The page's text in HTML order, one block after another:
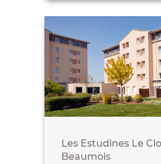
Les Estudines Le
Beaumois